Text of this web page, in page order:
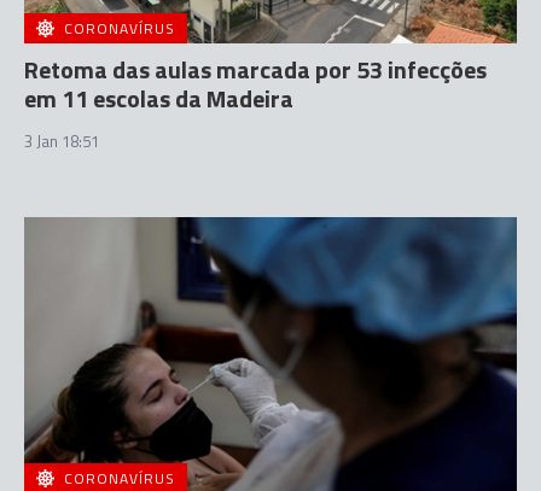
CORONAVÍRUS
Retoma das aulas marcada por 53 infecções
em 11 escolas da Madeira
3 Jan 18:51
CORONAVÍRUS